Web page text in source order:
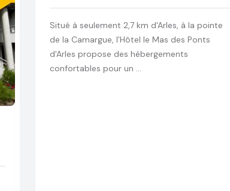
Situé à seulement 2,7 km d'Arles, à la pointe
de la Camargue, l'Hôtel le Mas des Ponts
d'Arles propose des hébergements
confortables pour un ...